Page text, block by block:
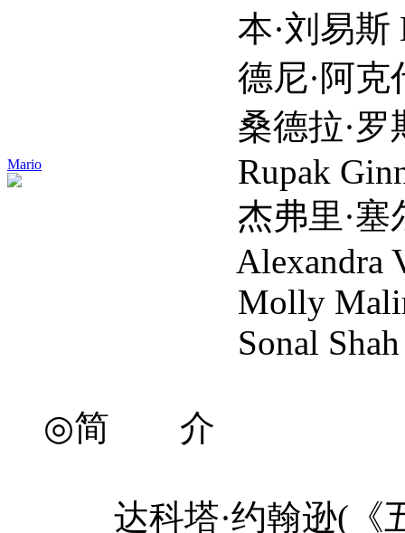
Mario
本·刘易斯
德尼·阿克代尼
桑德拉·罗斯科
Rupak
杰弗里·塞尔夫
Alexandra
Molly
Sonal Shah
◎简 介
达科塔·约翰逊(《五